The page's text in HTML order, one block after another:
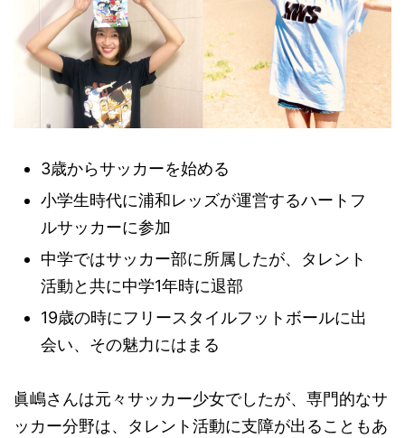
3歳からサッカーを始める
小学生時代に浦和レッズが運営するハートフ
ルサッカーに参加
中学ではサッカー部に所属したが、タレント
活動と共に中学1年時に退部
19歳の時にフリースタイルフットボールに出
会い、その魅力にはまる
眞嶋さんは元々サッカー少女でしたが、専門的なサ
ッカー分野は、タレント活動に支障が出ることもあ